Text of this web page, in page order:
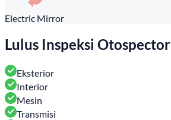
Electric Mirror
Lulus Inspeksi Otospector
Eksterior
Interior
Mesin
Transmisi